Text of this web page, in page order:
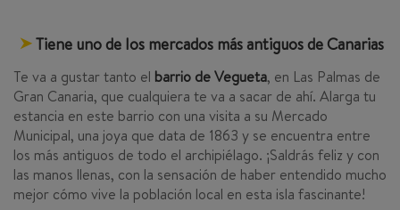
Tiene uno de los mercados más antiguos de Canarias
Te va a gustar tanto el barrio de Vegueta, en Las Palmas de
Gran Canaria, que cualquiera te va a sacar de ahí. Alarga tu
estancia en este barrio con una visita a su Mercado
Municipal, una joya que data de 1863 y se encuentra entre
los más antiguos de todo el archipiélago. ¡Saldrás feliz y con
las manos llenas, con la sensación de haber entendido mucho
mejor cómo vive la población local en esta isla fascinante!